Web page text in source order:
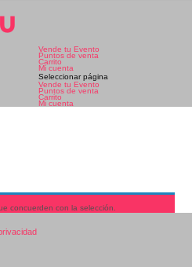
Vende tu Evento
Puntos de venta
Carrito
Mi cuenta
Seleccionar página
Vende tu Evento
Puntos de venta
Carrito
Mi cuenta
concuerden con la selección.